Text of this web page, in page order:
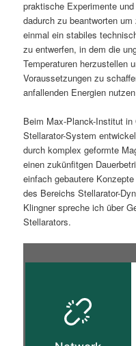
t
s
p
i
n
g
e
a
l
t
p
r
i
n
praktische Experimente
dadurch zu beantworten
einmal ein stabiles
zu entwerfen, in dem die
Temperaturen herzustellen
Voraussetzungen zu
anfallenden Energien
Beim Max-Planck-Institut
Stellarator-System
durch komplex geformte
einen zukünfitgen
einfach gebautere
des Bereichs Stellarator-
Klingner spreche ich über
Stellarators.